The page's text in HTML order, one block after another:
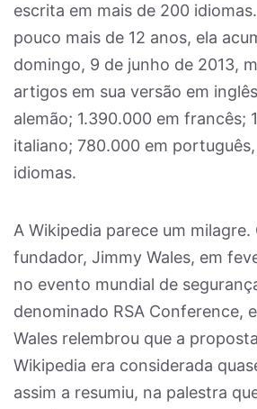
escrita em mais de 200
pouco mais de 12 anos, ela
domingo, 9 de junho de 2013,
artigos em sua versão em
alemão; 1.390.000 em francês;
italiano; 780.000 em
idiomas.
A Wikipedia parece um milagre.
fundador, Jimmy Wales, em
no evento mundial de
denominado RSA Conference,
Wales relembrou que a
Wikipedia era considerada
assim a resumiu, na palestra